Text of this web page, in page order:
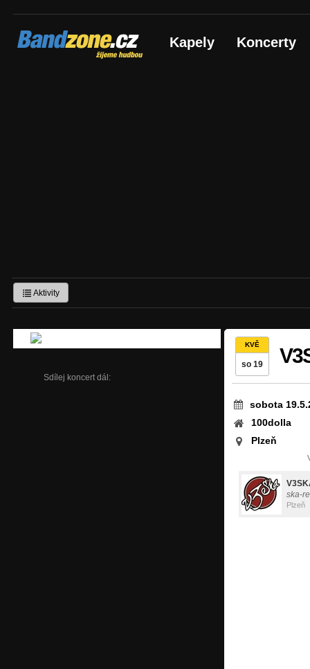
Bandzone.cz
žijeme hudbou Kapely Koncerty
Aktivity
Sdílej koncert dál:
KVĚ
so 19
sobota
100dolla
Plzeň
ska-
Plzeň